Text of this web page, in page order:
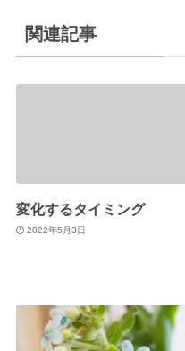
関連記事
変化するタイミング
2022年5月3日